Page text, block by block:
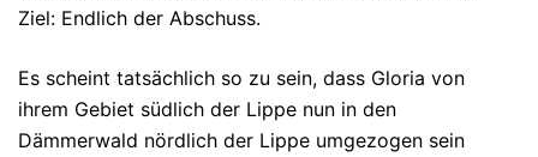
Ziel: Endlich der Abschuss.
Es scheint tatsächlich so zu sein, dass Gloria von
ihrem Gebiet südlich der Lippe nun in den
Dämmerwald nördlich der Lippe umgezogen sein